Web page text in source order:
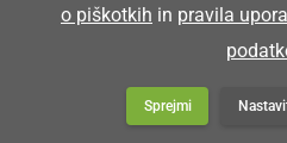
o piškotkih in pravila
Sprejmi